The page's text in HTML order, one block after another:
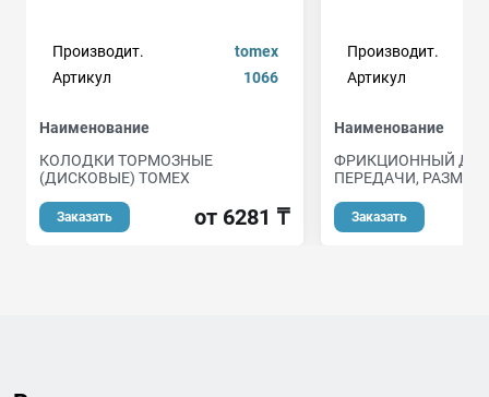
Производит.
tomex
Артикул
1066
Наименование
КОЛОДКИ ТОРМОЗНЫЕ
(ДИСКОВЫЕ) TOMEX
Заказать от 6281 ₸
Производит.
Артикул
Наименование
ФРИКЦИОННЫЙ
ПЕРЕДАЧИ,
Заказать